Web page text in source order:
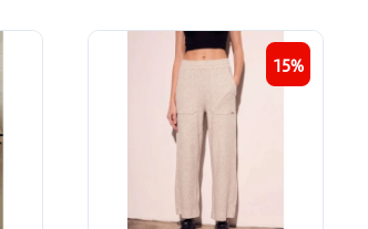
15